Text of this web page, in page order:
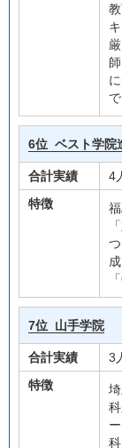
6位 ベスト学院
合計実績
4
特徴
7位 山手学院
合計実績
3
特徴